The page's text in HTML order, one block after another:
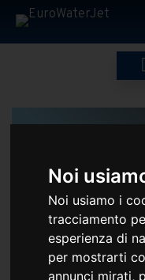
Noi
Noi usiamo i
tracciamento
esperienza di
per mostrarti
annunci mirati,
ESHOP